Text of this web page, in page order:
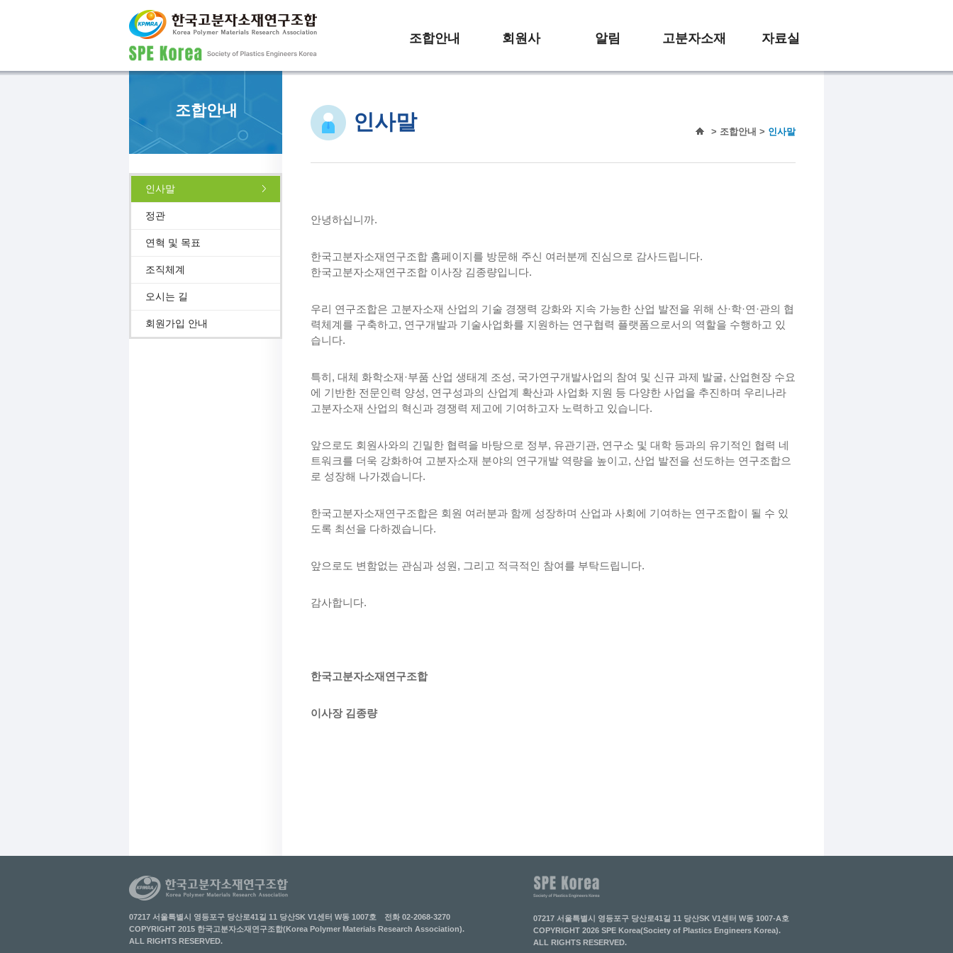
조합안내 회원사 알림 고분자소재 자료실
조합안내
인사말
정관
연혁 및 목표
조직체계
오시는 길
회원가입 안내
인사말 > 조합안내 > 인사말
안녕하십니까.
한국고분자소재연구조합 홈페이지를 방문해 주신 여러분께 진심으로 감사드립니다.
한국고분자소재연구조합 이사장 김종량입니다.
우리 연구조합은 고분자소재 산업의 기술 경쟁력 강화와 지속 가능한 산업 발전을 위해 산·학·연·관의 협
력체계를 구축하고, 연구개발과 기술사업화를 지원하는 연구협력 플랫폼으로서의 역할을 수행하고 있
습니다.
특히, 대체 화학소재·부품 산업 생태계 조성, 국가연구개발사업의 참여 및 신규 과제 발굴, 산업현장 수요
에 기반한 전문인력 양성, 연구성과의 산업계 확산과 사업화 지원 등 다양한 사업을 추진하며 우리나라
고분자소재 산업의 혁신과 경쟁력 제고에 기여하고자 노력하고 있습니다.
앞으로도 회원사와의 긴밀한 협력을 바탕으로 정부, 유관기관, 연구소 및 대학 등과의 유기적인 협력 네
트워크를 더욱 강화하여 고분자소재 분야의 연구개발 역량을 높이고, 산업 발전을 선도하는 연구조합으
로 성장해 나가겠습니다.
한국고분자소재연구조합은 회원 여러분과 함께 성장하며 산업과 사회에 기여하는 연구조합이 될 수 있
도록 최선을 다하겠습니다.
앞으로도 변함없는 관심과 성원, 그리고 적극적인 참여를 부탁드립니다.
감사합니다.
한국고분자소재연구조합
이사장 김종량
07217 서울특별시 영등포구 당산로41길 11 당산SK V1센터 W동 1007호
전화 02-2068-3270
COPYRIGHT 2015 한국고분자소재연구조합(Korea Polymer Materials Research Association).
ALL RIGHTS RESERVED.
07217 서울특별시 영등포구 당산로41길 11 당산SK V1센터 W동 1007-A호
COPYRIGHT 2026 SPE Korea(Society of Plastics Engineers Korea).
ALL RIGHTS RESERVED.